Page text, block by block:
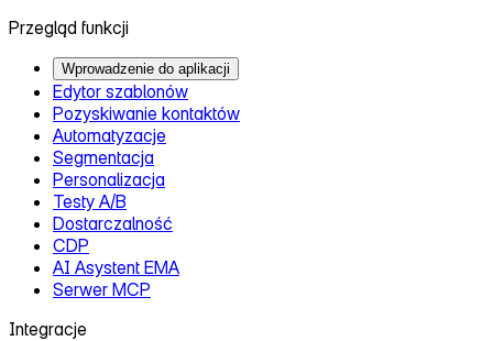
Przegląd funkcji
Wprowadzenie do aplikacji
Edytor szablonów
Pozyskiwanie kontaktów
Automatyzacje
Segmentacja
Personalizacja
Testy A/B
Dostarczalność
CDP
AI Asystent EMA
Serwer MCP
Integracje